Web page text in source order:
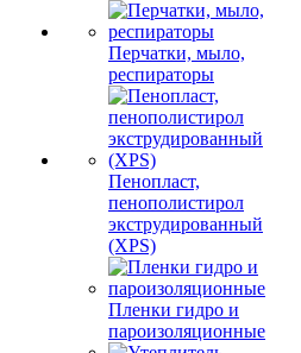
Перчатки, мыло,
респираторы
Пенопласт,
пенополистирол
экструдированный
(XPS)
Пленки гидро и
пароизоляционные